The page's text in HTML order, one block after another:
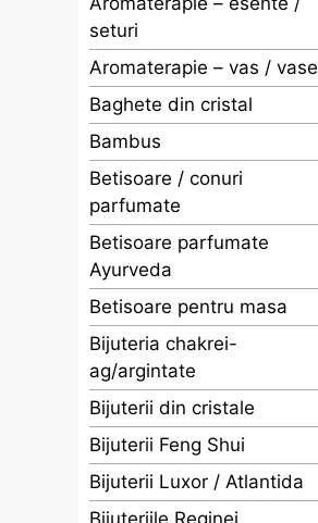
seturi
Aromaterapie – vas / vase
Baghete din cristal
Bambus
Betisoare / conuri
parfumate
Betisoare parfumate
Ayurveda
Betisoare pentru masa
Bijuteria chakrei-
ag/argintate
Bijuterii din cristale
Bijuterii Feng Shui
Bijuterii Luxor / Atlantida
Bijuteriile Reginei